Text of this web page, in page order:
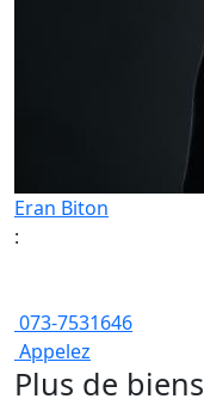
Eran Biton
:
073-7531646
Appelez
Plus de